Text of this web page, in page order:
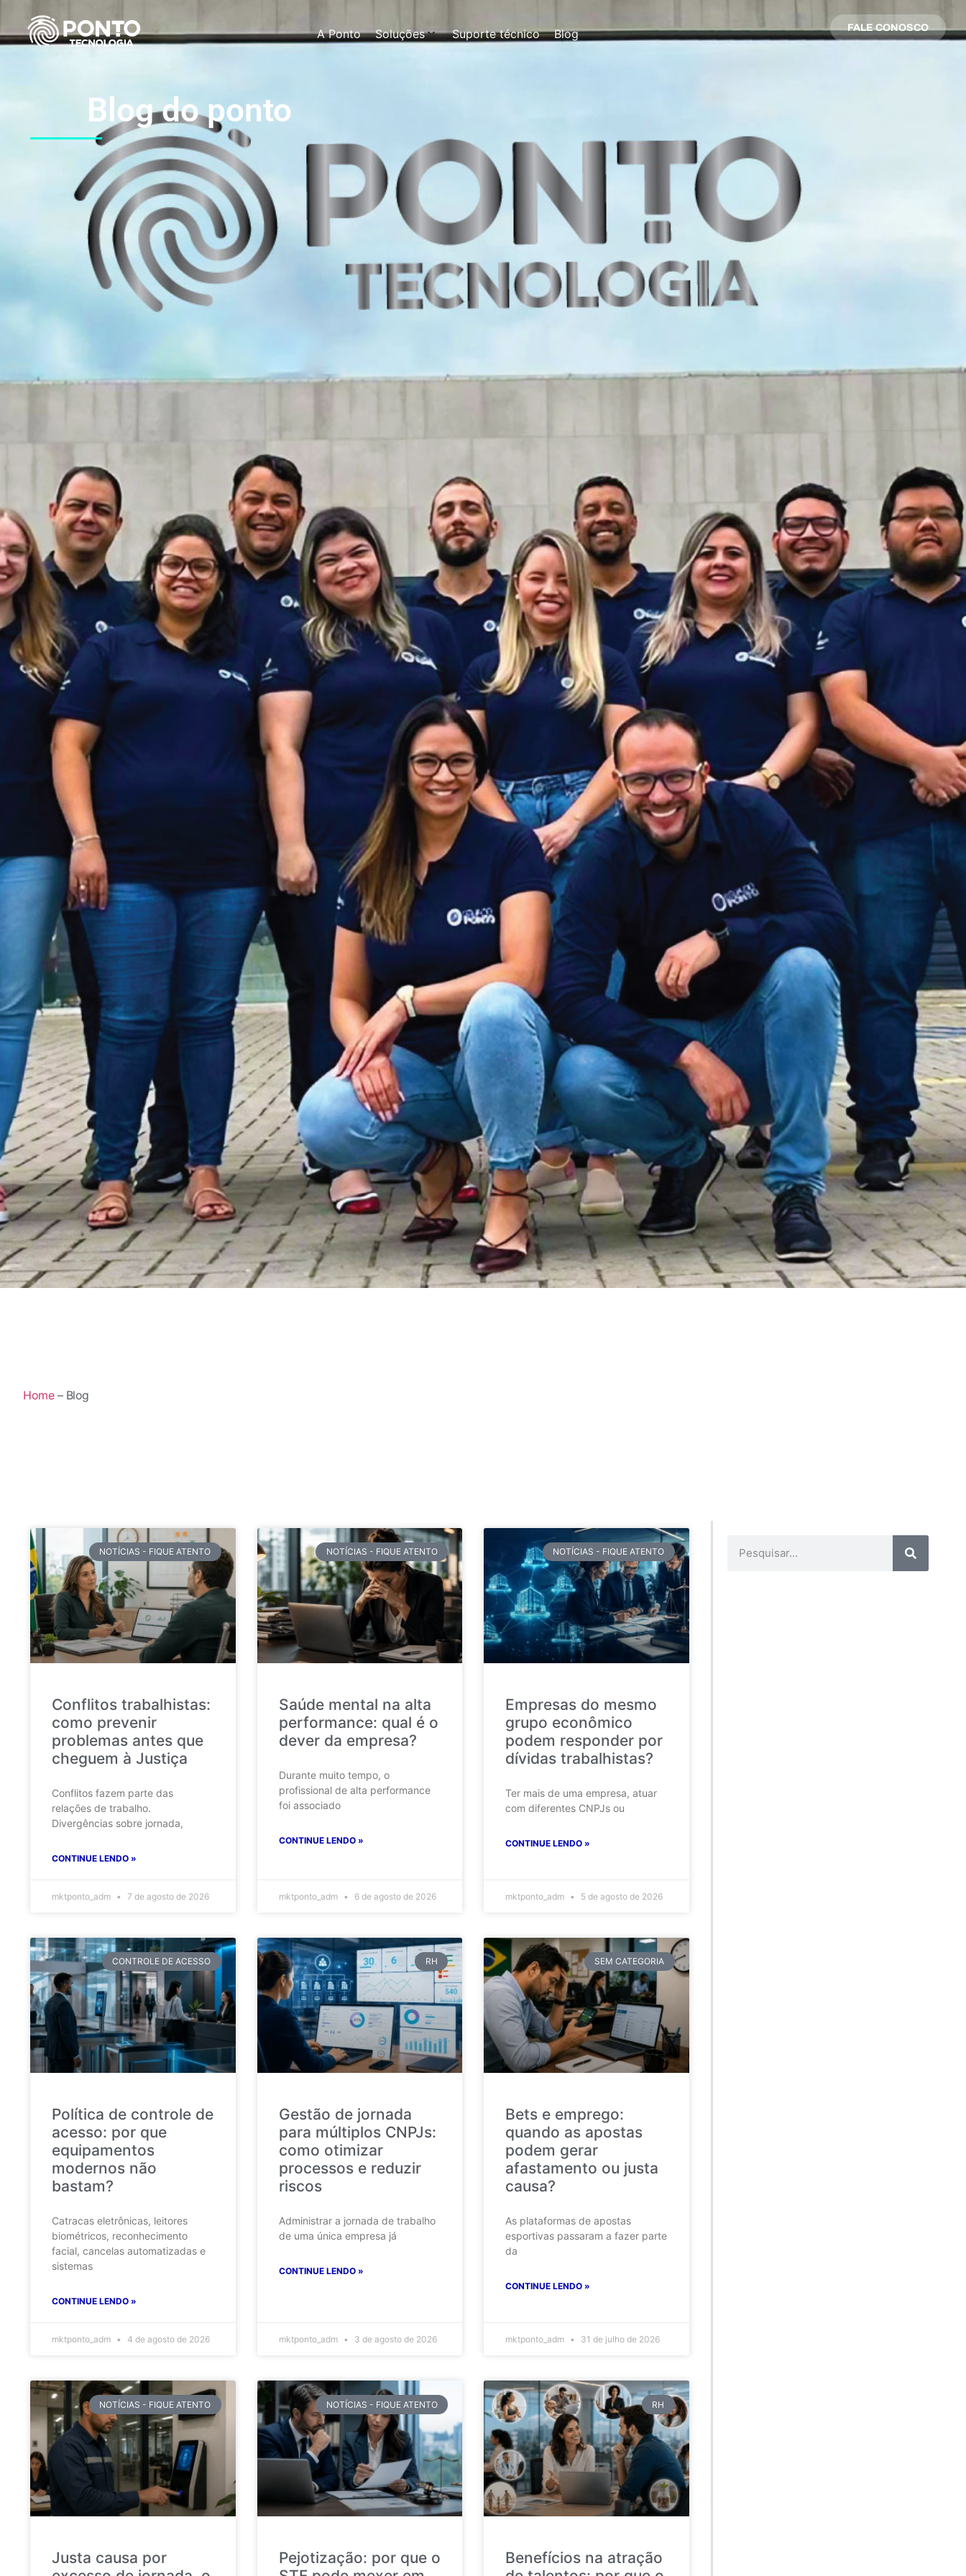
A Ponto Soluções Suporte técnico Blog FALE CONOSCO
Blog do ponto
Home– Blog
NOTÍCIAS - FIQUE ATENTO
Conflitos trabalhistas:
como prevenir
problemas antes que
cheguem à Justiça
Conflitos fazem parte das
relações de trabalho.
Divergências sobre jornada,
CONTINUE LENDO »
mktponto_adm 7 de agosto de 2026
NOTÍCIAS - FIQUE ATENTO
Saúde mental na alta
performance: qual é o
dever da empresa?
Durante muito tempo, o
profissional de alta performance
foi associado
CONTINUE LENDO »
mktponto_adm 6 de agosto de 2026
NOTÍCIAS - FIQUE ATENTO
Empresas do mesmo
grupo econômico
podem responder por
dívidas trabalhistas?
Ter mais de uma empresa, atuar
com diferentes CNPJs ou
CONTINUE LENDO »
mktponto_adm 5 de agosto de 2026
CONTROLE DE ACESSO
Política de controle de
acesso: por que
equipamentos
modernos não
bastam?
Catracas eletrônicas, leitores
biométricos, reconhecimento
facial, cancelas automatizadas e
sistemas
CONTINUE LENDO »
mktponto_adm 4 de agosto de 2026
RH
Gestão de jornada
para múltiplos CNPJs:
como otimizar
processos e reduzir
riscos
Administrar a jornada de trabalho
de uma única empresa já
CONTINUE LENDO »
mktponto_adm 3 de agosto de 2026
SEM CATEGORIA
Bets e emprego:
quando as apostas
podem gerar
afastamento ou justa
causa?
As plataformas de apostas
esportivas passaram a fazer parte
da
CONTINUE LENDO »
mktponto_adm 31 de julho de 2026
NOTÍCIAS - FIQUE ATENTO
Justa causa por
NOTÍCIAS - FIQUE ATENTO
Pejotização: por que o
RH
Benefícios na atração